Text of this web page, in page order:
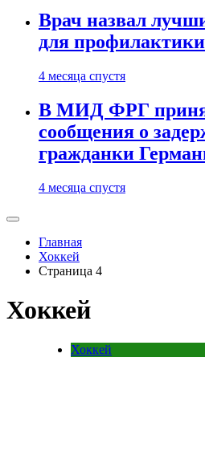
Врач назвал
для
4 месяца спустя
В МИД ФРГ
сообщения о
гражданки
4 месяца спустя
Главная
Хоккей
Страница 4
Хоккей
Хоккей